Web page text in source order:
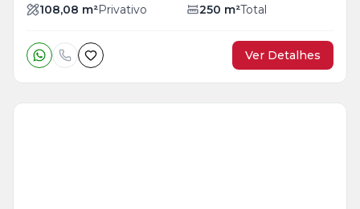
108,08 m²Privativo 250 m²Total
Ver Detalhes